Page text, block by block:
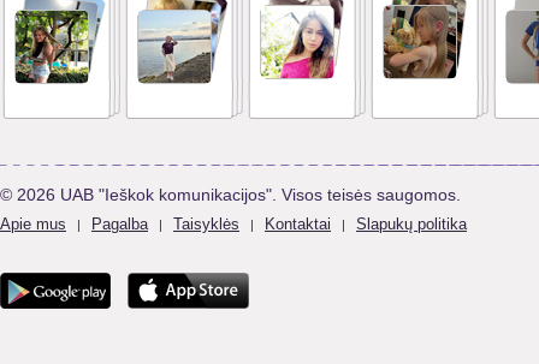
© 2026 UAB "Ieškok komunikacijos". Visos teisės saugomos.
Apie mus | Pagalba | Taisyklės | Kontaktai | Slapukų politika